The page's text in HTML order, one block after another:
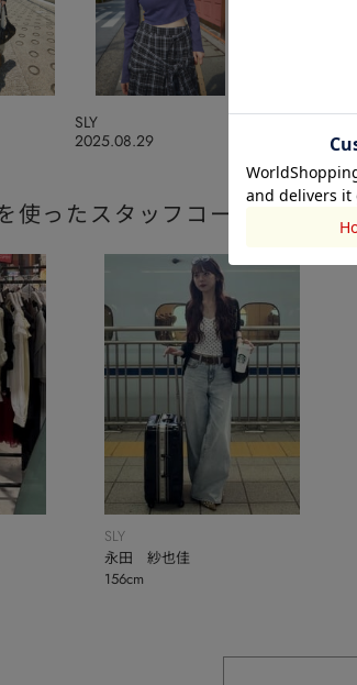
2025.08.29
SLY
SLY
使ったスタッフコーディネート
SLY
永田 紗也佳
156cm